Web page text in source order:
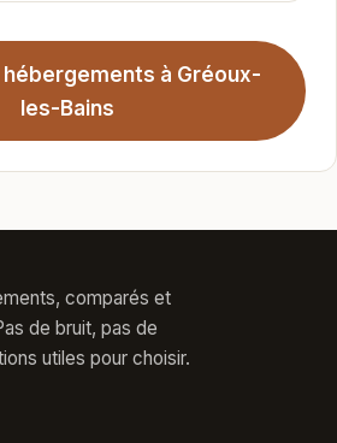
à Gréoux-
les-Bains
comparés et
de bruit, pas de
utiles pour choisir.